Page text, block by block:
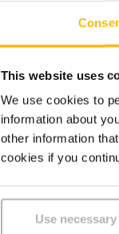
This website uses
We use cookies to
information about
other information
cookies if you
Use